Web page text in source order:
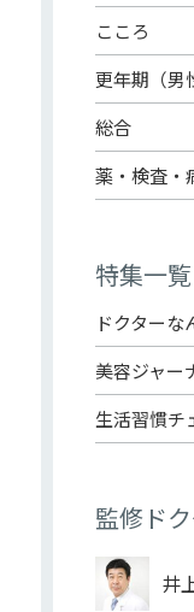
こころ
更年期（男
総合
薬・検査・
特集一覧
ドクターな
美容ジャー
生活習慣チ
監修ド
井